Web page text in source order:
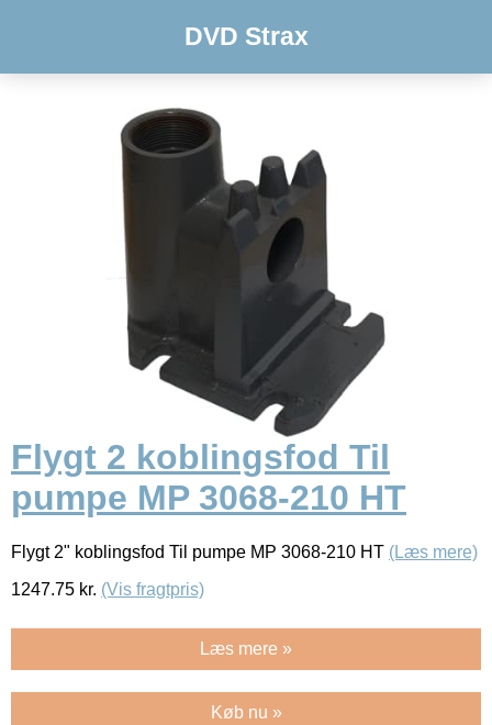
DVD Strax
Flygt 2 koblingsfod Til
pumpe MP 3068-210 HT
Flygt 2" koblingsfod Til pumpe MP 3068-210 HT (Læs mere)
1247.75 kr. (Vis fragtpris)
Læs mere »
Køb nu »